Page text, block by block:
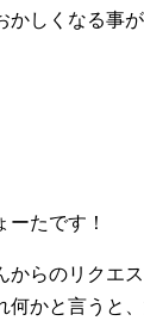
しくなる事
たです！
らのリクエ
かと言うと